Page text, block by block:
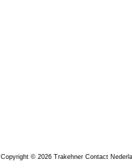
Copyright © 2026 Trakehner Contact